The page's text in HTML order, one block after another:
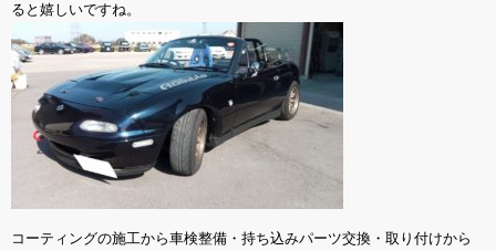
ると嬉しいですね。
コーティングの施工から車検整備・持ち込みパーツ交換・取り付けから